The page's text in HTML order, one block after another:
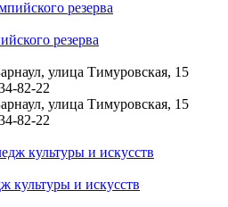
резерва
улица Тимуровская, 15
82-22
улица Тимуровская, 15
82-22
культуры и искусств